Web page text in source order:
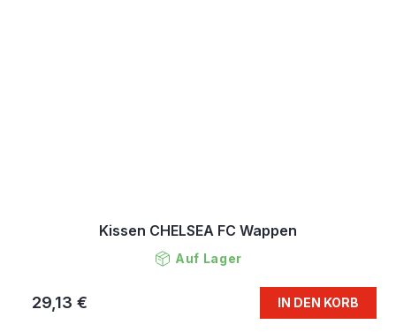
Kissen CHELSEA FC Wappen
Auf Lager
29,13 € IN DEN KORB